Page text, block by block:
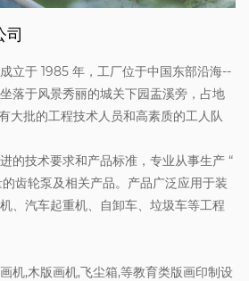
司
立于 1985 年，工厂位于中国东部沿海--
落于风景秀丽的城关下园盂溪旁，占地
大批的工程技术人员和高素质的工人队
的技术要求和产品标准，专业从事生产 “
齿轮泵及相关产品。产品广泛应用于装
、汽车起重机、自卸车、垃圾车等工程
机,木版画机,飞尘箱,等教育类版画印制设